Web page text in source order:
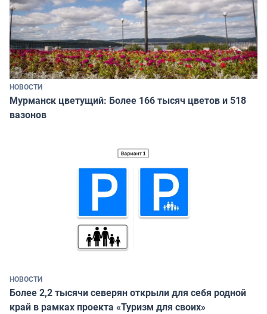
НОВОСТИ
Мурманск цветущий: Более 166 тысяч цветов и 518
вазонов
НОВОСТИ
Более 2,2 тысячи северян открыли для себя родной
край в рамках проекта «Туризм для своих»